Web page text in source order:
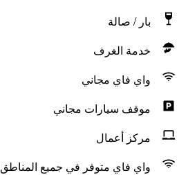
بار / صالة
خدمة الغرف
واي فاي مجاني
موقف سيارات مجاني
مركز أعمال
واي فاي متوفر في جميع المناطق